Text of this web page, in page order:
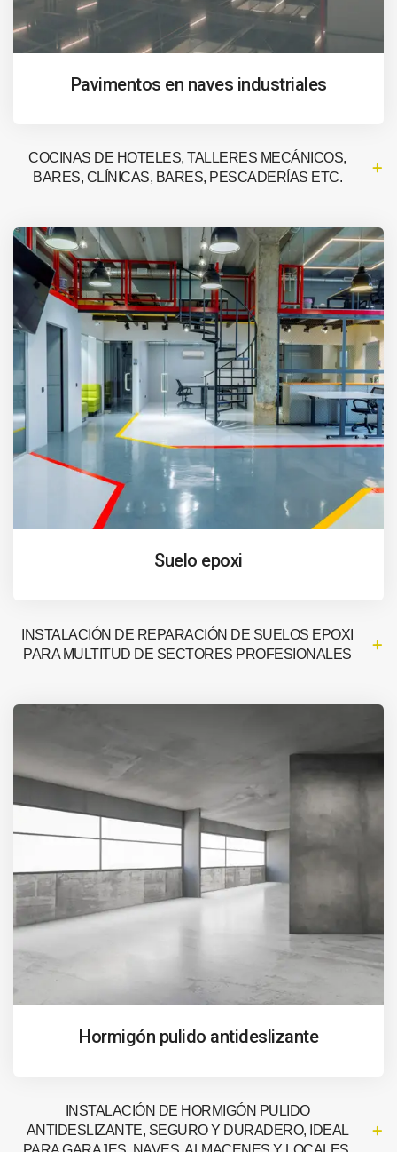
Pavimentos en naves industriales
COCINAS DE HOTELES, TALLERES MECÁNICOS,
BARES, CLÍNICAS, BARES, PESCADERÍAS ETC.
Suelo epoxi
INSTALACIÓN DE REPARACIÓN DE SUELOS EPOXI
PARA MULTITUD DE SECTORES PROFESIONALES
Hormigón pulido antideslizante
INSTALACIÓN DE HORMIGÓN PULIDO
ANTIDESLIZANTE, SEGURO Y DURADERO, IDEAL